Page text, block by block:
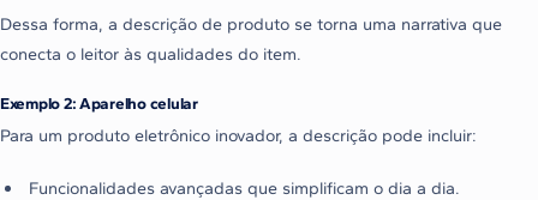
Dessa forma, a descrição de produto se torna uma narrativa que
conecta o leitor às qualidades do item.
Exemplo 2: Aparelho celular
Para um produto eletrônico inovador, a descrição pode incluir:
Funcionalidades avançadas que simplificam o dia a dia.